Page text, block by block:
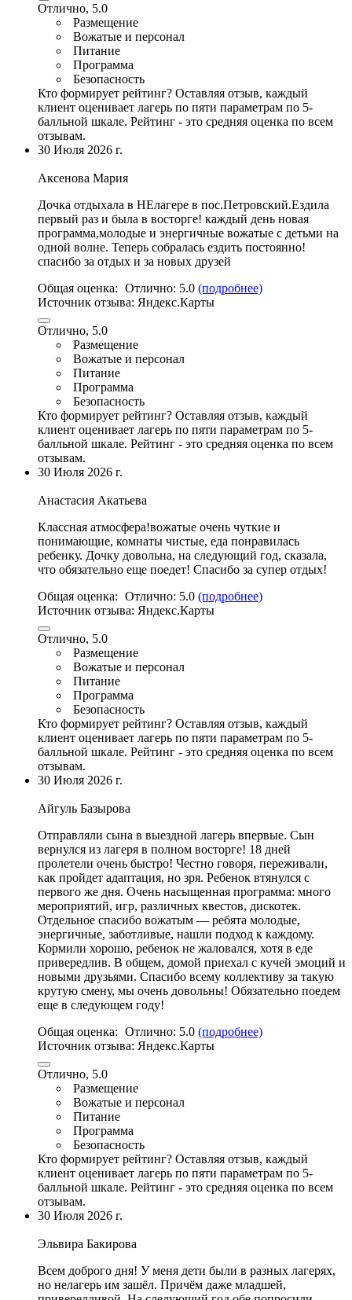
Отлично, 5.0
Размещение
Вожатые и персонал
Питание
Программа
Безопасность
Кто формирует рейтинг? Оставляя отзыв, каждый
клиент оценивает лагерь по пяти параметрам по 5-
балльной шкале. Рейтинг - это средняя оценка по всем
отзывам.
30 Июля 2026 г.
Аксенова Мария
Дочка отдыхала в НЕлагере в пос.Петровский.Ездила
первый раз и была в восторге! каждый день новая
программа,молодые и энергичные вожатые с детьми на
одной волне. Теперь собралась ездить постоянно!
спасибо за отдых и за новых друзей
Общая оценка: Отлично: 5.0 (подробнее)
Источник отзыва: Яндекс.Карты
Отлично, 5.0
Размещение
Вожатые и персонал
Питание
Программа
Безопасность
Кто формирует рейтинг? Оставляя отзыв, каждый
клиент оценивает лагерь по пяти параметрам по 5-
балльной шкале. Рейтинг - это средняя оценка по всем
отзывам.
30 Июля 2026 г.
Анастасия Акатьева
Классная атмосфера!вожатые очень чуткие и
понимающие, комнаты чистые, еда понравилась
ребенку. Дочку довольна, на следующий год, сказала,
что обязательно еще поедет! Спасибо за супер отдых!
Общая оценка: Отлично: 5.0 (подробнее)
Источник отзыва: Яндекс.Карты
Отлично, 5.0
Размещение
Вожатые и персонал
Питание
Программа
Безопасность
Кто формирует рейтинг? Оставляя отзыв, каждый
клиент оценивает лагерь по пяти параметрам по 5-
балльной шкале. Рейтинг - это средняя оценка по всем
отзывам.
30 Июля 2026 г.
Айгуль Базырова
Отправляли сына в выездной лагерь впервые. Сын
вернулся из лагеря в полном восторге! 18 дней
пролетели очень быстро! Честно говоря, переживали,
как пройдет адаптация, но зря. Ребенок втянулся с
первого же дня. Очень насыщенная программа: много
мероприятий, игр, различных квестов, дискотек.
Отдельное спасибо вожатым — ребята молодые,
энергичные, заботливые, нашли подход к каждому.
Кормили хорошо, ребенок не жаловался, хотя в еде
привередлив. В общем, домой приехал с кучей эмоций и
новыми друзьями. Спасибо всему коллективу за такую
крутую смену, мы очень довольны! Обязательно поедем
еще в следующем году!
Общая оценка: Отлично: 5.0 (подробнее)
Источник отзыва: Яндекс.Карты
Отлично, 5.0
Размещение
Вожатые и персонал
Питание
Программа
Безопасность
Кто формирует рейтинг? Оставляя отзыв, каждый
клиент оценивает лагерь по пяти параметрам по 5-
балльной шкале. Рейтинг - это средняя оценка по всем
отзывам.
30 Июля 2026 г.
Эльвира Бакирова
Всем доброго дня! У меня дети были в разных лагерях,
но нелагерь им зашёл. Причём даже младшей,